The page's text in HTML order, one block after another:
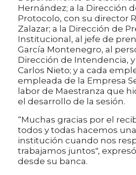
Hernández; a la Dirección
Protocolo, con su director
Zalazar; a la Dirección de
Institucional, al jefe de
García Montenegro, al
Dirección de Intendencia,
Carlos Nieto; y a cada
empleada de la Empresa
labor de Maestranza que
el desarrollo de la sesión.
“Muchas gracias por el
todos y todas hacemos
institución cuando nos
trabajamos juntos",
desde su banca.